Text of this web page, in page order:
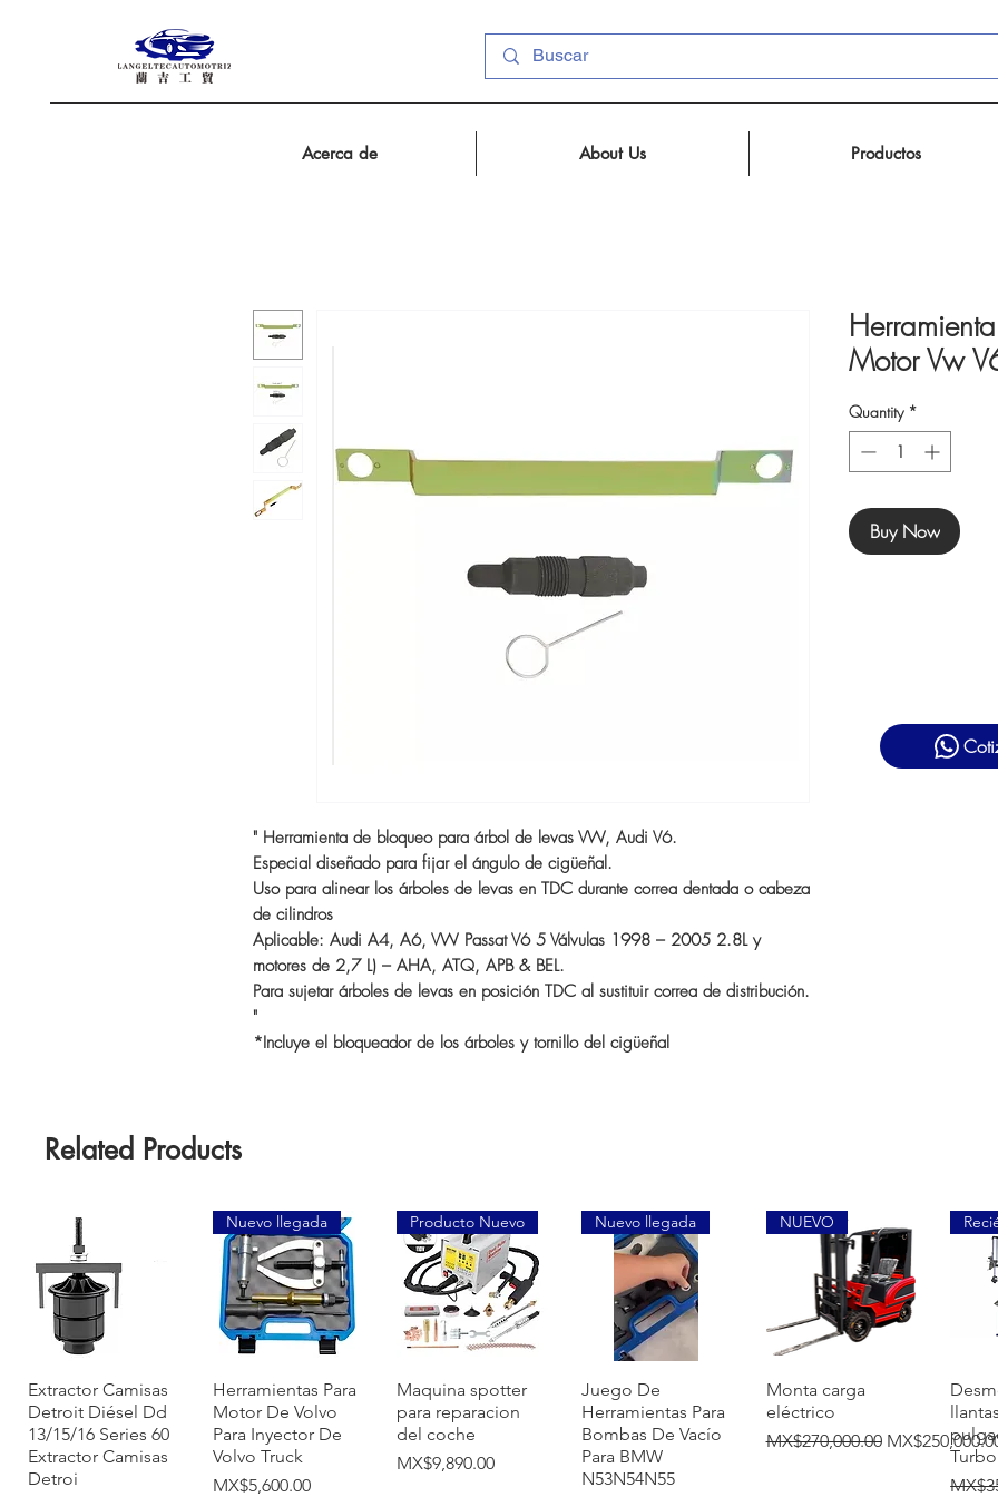
Acerca de About Us Productos
" Herramienta de bloqueo para árbol de levas VW, Audi V6.
Especial diseñado para fijar el ángulo de cigüeñal.
Uso para alinear los árboles de levas en TDC durante correa dentada o cabeza
de cilindros
Aplicable: Audi A4, A6, VW Passat V6 5 Válvulas 1998 – 2005 2.8L y
motores de 2,7 L) – AHA, ATQ, APB & BEL.
Para sujetar árboles de levas en posición TDC al sustituir correa de distribución.
"
*Incluye el bloqueador de los árboles y tornillo del cigüeñal
Motor Vw
Quantity *
Buy Now
Related Products
Quick View
Extractor Camisas
Detroit Diésel Dd
13/15/16 Series 60
Extractor Camisas
Detroi
Quick View
Nuevo llegada
Herramientas Para
Motor De Volvo
Para Inyector De
Volvo Truck
Price
MX$5,600.00
Quick View
Producto Nuevo
Maquina spotter
para reparacion
del coche
Price
MX$9,890.00
Quick View
Nuevo llegada
Juego De
Herramientas Para
Bombas De Vacío
Para BMW
N53N54N55
Quick View
NUEVO
Monta carga
eléctrico
Regular Price
MX$270,000.00 Sale Price